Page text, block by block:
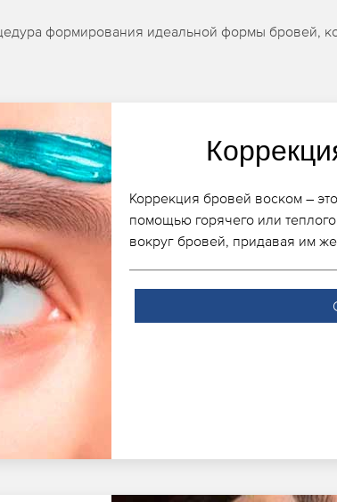
формирования идеальной формы бровей,
Коррекция бровей воском –
помощью горячего или
вокруг бровей, придавая им